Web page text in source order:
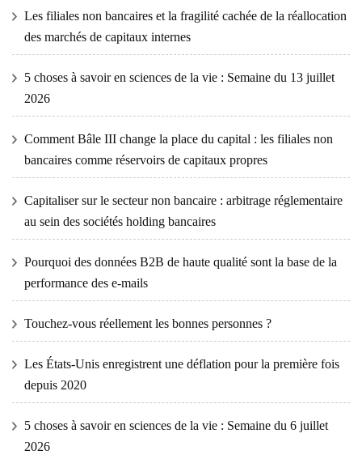
Les filiales non bancaires et la fragilité cachée de la réallocation
des marchés de capitaux internes
5 choses à savoir en sciences de la vie : Semaine du 13 juillet
2026
Comment Bâle III change la place du capital : les filiales non
bancaires comme réservoirs de capitaux propres
Capitaliser sur le secteur non bancaire : arbitrage réglementaire
au sein des sociétés holding bancaires
Pourquoi des données B2B de haute qualité sont la base de la
performance des e-mails
Touchez-vous réellement les bonnes personnes ?
Les États-Unis enregistrent une déflation pour la première fois
depuis 2020
5 choses à savoir en sciences de la vie : Semaine du 6 juillet
2026